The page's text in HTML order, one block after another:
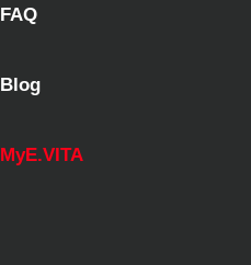
FAQ
Blog
MyE.VITA